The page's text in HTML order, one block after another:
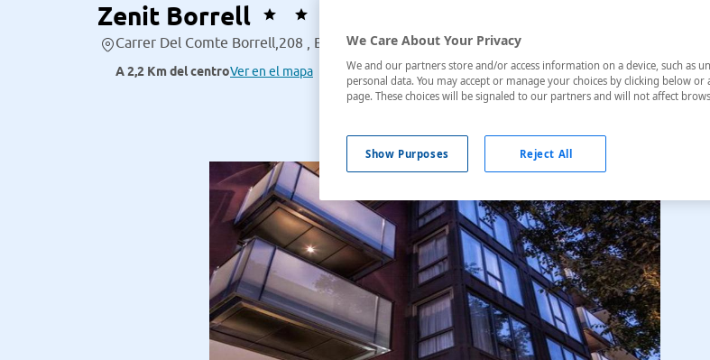
Zenit Borrell
Carrer Del Comte Borrell,208 , Barcelona, España
A 2,2 Km del centroVer en el mapa
We Care About Your Privacy
We and our partners store and/or access information on a device, such as
personal data. You may accept or manage your choices by clicking below
page. These choices will be signaled to our partners and will not affect
Show Purposes Reject All